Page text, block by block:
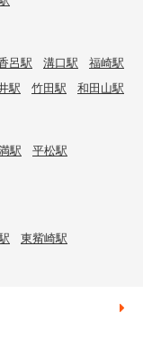
呂駅 溝口駅
福崎駅
駅 竹田駅 和田山駅
駅
平松駅
東觜崎駅